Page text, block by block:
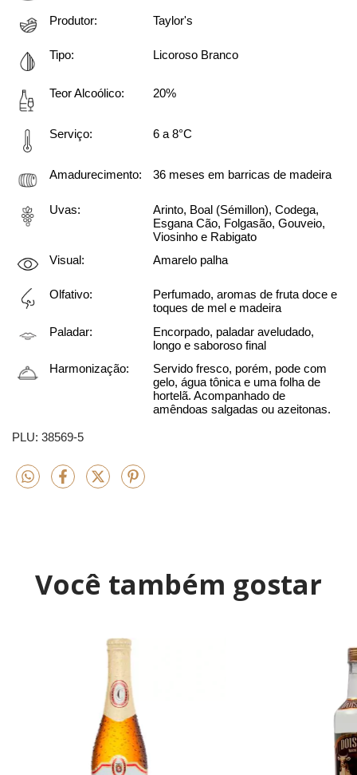
Produtor: Taylor's
Tipo: Licoroso Branco
Teor Alcoólico: 20%
Serviço: 6 a 8°C
Amadurecimento: 36 meses em barricas de madeira
Uvas:
Arinto, Boal (Sémillon), Codega,
Esgana Cão, Folgasão, Gouveio,
Viosinho e Rabigato
Visual:
Amarelo palha
Olfativo:
Perfumado, aromas de fruta doce e
toques de mel e madeira
Paladar:
Encorpado, paladar aveludado,
longo e saboroso final
Harmonização:
Servido fresco, porém, pode com
gelo, água tônica e uma folha de
hortelã. Acompanhado de
amêndoas salgadas ou azeitonas.
PLU: 38569-5
Você também gostar